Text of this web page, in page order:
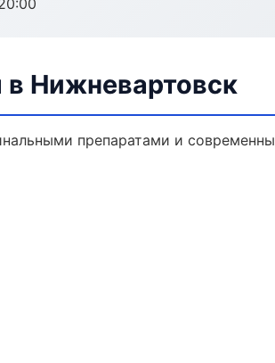
в Нижневартовск
препаратами и